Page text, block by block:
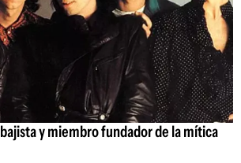
y miembro fundador de la mítica